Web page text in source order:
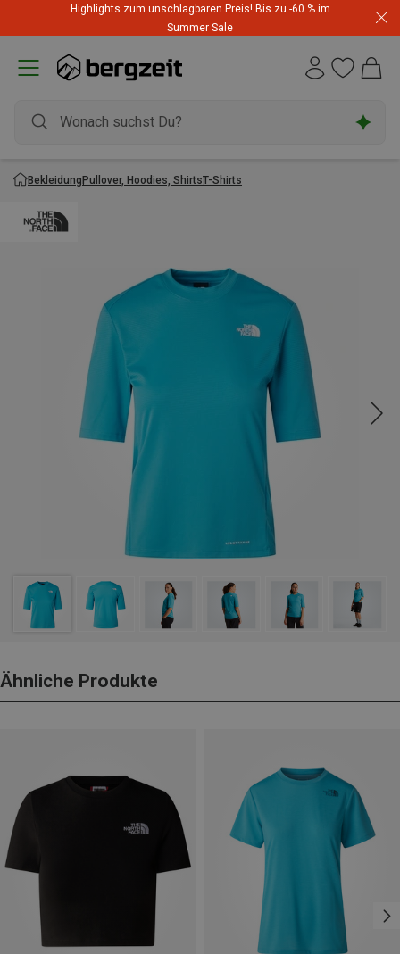
Highlights zum unschlagbaren Preis! Bis zu -60 % im
Summer Sale
BekleidungPullover, Hoodies, ShirtsT-Shirts
Ähnliche Produkte